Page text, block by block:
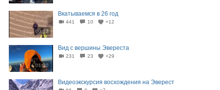
00:13
Вкатываемся в 26 год
441 10 +12
01:30
Вид с вершины Эвереста
231 23 +29
Видеоэкскурсия восхождения на Эверест